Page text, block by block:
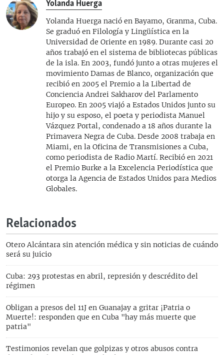
Yolanda Huerga
Yolanda Huerga nació en Bayamo, Granma, Cuba.
Se graduó en Filología y Lingüística en la
Universidad de Oriente en 1989. Durante casi 20
años trabajó en el sistema de bibliotecas públicas
de la isla. En 2003, fundó junto a otras mujeres el
movimiento Damas de Blanco, organización que
recibió en 2005 el Premio a la Libertad de
Conciencia Andrei Sakharov del Parlamento
Europeo. En 2005 viajó a Estados Unidos junto su
hijo y su esposo, el poeta y periodista Manuel
Vázquez Portal, condenado a 18 años durante la
Primavera Negra de Cuba. Desde 2008 trabaja en
Miami, en la Oficina de Transmisiones a Cuba,
como periodista de Radio Martí. Recibió en 2021
el Premio Burke a la Excelencia Periodística que
otorga la Agencia de Estados Unidos para Medios
Globales.
Relacionados
Otero Alcántara sin atención médica y sin noticias de cuándo
será su juicio
Cuba: 293 protestas en abril, represión y descrédito del
régimen
Obligan a presos del 11J en Guanajay a gritar ¡Patria o
Muerte!: responden que en Cuba "hay más muerte que
patria"
Testimonios revelan que golpizas y otros abusos contra